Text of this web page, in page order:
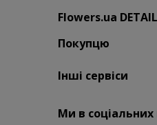
Flowers.ua
Покупцю
Інші сервіси
Ми в